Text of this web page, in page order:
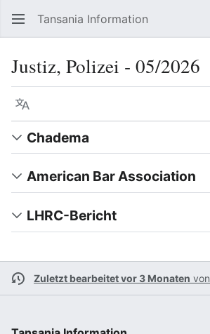
Tansania Information
Justiz, Polizei ‐ 05/2026
Sprache
Chadema
American Bar Association
LHRC-Bericht
Zuletzt bearbeitet vor 3 Monaten von